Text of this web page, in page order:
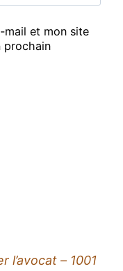
mail et mon site
prochain
l’avocat – 1001